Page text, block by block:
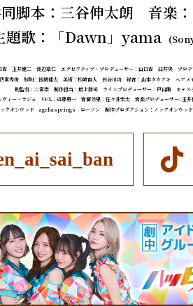
脚本：三谷伸太朗 音楽
題歌：「Dawn」yama
玉井健二 渡辺章仁 エグゼクティブ・プロデューサー：山口晋 臼井央 プロ
宮秀俊 照明：後閑健太 美術：松崎宙人 長谷川功 録音：山本タカアキ ヘアメ
助監督：二宮崇 制作担当：最上勝司 ラインプロデューサー：戸山剛 キャス
ヴィー・ラジェ VFX：近藤勇一 音響効果：佐々井宏太 音楽プロデューサー: 玉
クオンウッド agehasprings ローソン 制作プロダクション：ノックオンウッ